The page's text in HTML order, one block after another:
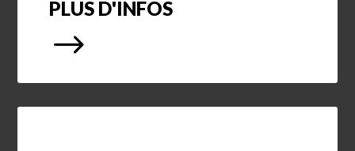
PLUS D'INFOS
$